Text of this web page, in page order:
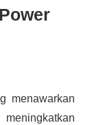
menawarkan